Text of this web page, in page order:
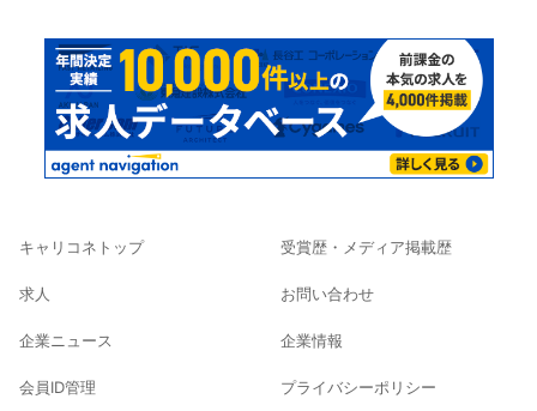
キャリコネトップ
求人
企業ニュース
会員ID管理
受賞歴・メディア掲載歴
お問い合わせ
企業情報
プライバシーポリシー